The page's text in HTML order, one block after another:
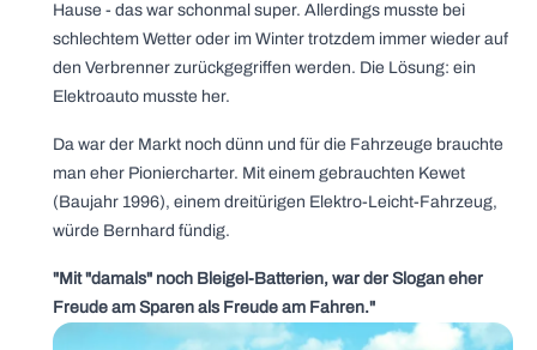
Hause - das war schonmal super. Allerdings musste bei
schlechtem Wetter oder im Winter trotzdem immer wieder auf
den Verbrenner zurückgegriffen werden. Die Lösung: ein
Elektroauto musste her.
Da war der Markt noch dünn und für die Fahrzeuge brauchte
man eher Pioniercharter. Mit einem gebrauchten Kewet
(Baujahr 1996), einem dreitürigen Elektro-Leicht-Fahrzeug,
würde Bernhard fündig.
"Mit "damals" noch Bleigel-Batterien, war der Slogan eher
Freude am Sparen als Freude am Fahren."